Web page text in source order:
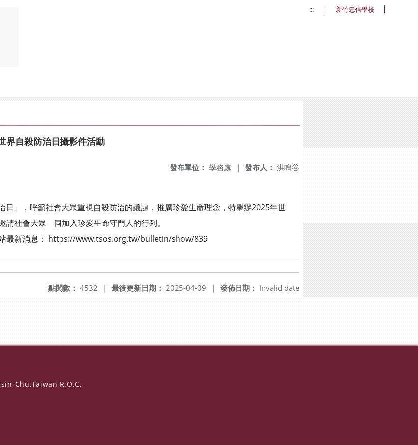
::: 新竹忠信學校
界自殺防治日攝影件活動
發布人： 洪鳴谷
發布單位： 學務處 |
」，呼籲社會大眾重視自殺防治的議題，推廣珍愛生命理念，特舉辦2025年世
會大眾一同加入珍愛生命守門人的行列。
最新消息： https://www.tsos.org.tw/bulletin/show/839
發佈日期： Invalid date
最後更新日期： 2025-04-09 |
點閱數： 4532 |
Chu,Taiwan R.O.C.